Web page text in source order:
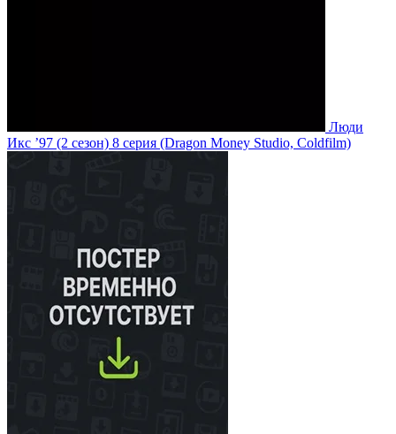
Люди
Икс ’97 (2 сезон) 8 серия (Dragon Money Studio, Coldfilm)